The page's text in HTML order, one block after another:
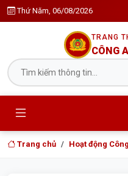
Thứ Năm, 06/08/2026
TRANG
CÔNG
Trang chủ Hoạt động